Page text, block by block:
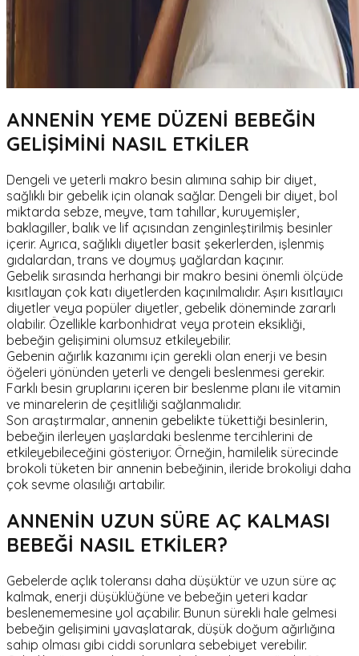
ANNENİN YEME DÜZENİ BEBEĞİN
GELİŞİMİNİ NASIL ETKİLER
Dengeli ve yeterli makro besin alımına sahip bir diyet,
sağlıklı bir gebelik için olanak sağlar. Dengeli bir diyet, bol
miktarda sebze, meyve, tam tahıllar, kuruyemişler,
baklagiller, balık ve lif açısından zenginleştirilmiş besinler
içerir. Ayrıca, sağlıklı diyetler basit şekerlerden, işlenmiş
gıdalardan, trans ve doymuş yağlardan kaçınır.
Gebelik sırasında herhangi bir makro besini önemli ölçüde
kısıtlayan çok katı diyetlerden kaçınılmalıdır. Aşırı kısıtlayıcı
diyetler veya popüler diyetler, gebelik döneminde zararlı
olabilir. Özellikle karbonhidrat veya protein eksikliği,
bebeğin gelişimini olumsuz etkileyebilir.
Gebenin ağırlık kazanımı için gerekli olan enerji ve besin
öğeleri yönünden yeterli ve dengeli beslenmesi gerekir.
Farklı besin gruplarını içeren bir beslenme planı ile vitamin
ve minarelerin de çeşitliliği sağlanmalıdır.
Son araştırmalar, annenin gebelikte tükettiği besinlerin,
bebeğin ilerleyen yaşlardaki beslenme tercihlerini de
etkileyebileceğini gösteriyor. Örneğin, hamilelik sürecinde
brokoli tüketen bir annenin bebeğinin, ileride brokoliyi daha
çok sevme olasılığı artabilir.
ANNENİN UZUN SÜRE AÇ KALMASI
BEBEĞİ NASIL ETKİLER?
Gebelerde açlık toleransı daha düşüktür ve uzun süre aç
kalmak, enerji düşüklüğüne ve bebeğin yeteri kadar
beslenememesine yol açabilir. Bunun sürekli hale gelmesi
bebeğin gelişimini yavaşlatarak, düşük doğum ağırlığına
sahip olması gibi ciddi sorunlara sebebiyet verebilir.